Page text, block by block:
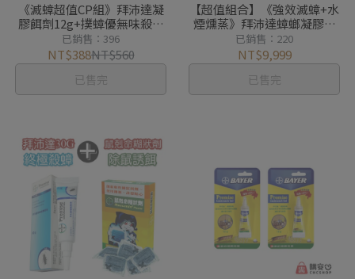
《滅蟑超值CP組》拜沛達凝
膠餌劑12g+撲蟑優無味殺蟲
劑(驅出致死)
已銷售：396
NT$388NT$560
已售完
【超值組合】《強效滅蟑+水
煙燻蒸》拜沛達蟑螂凝膠餌
劑30g+夜安寧速淨水蒸煙霧
殺蟲劑
已銷售：220
NT$9,999
已售完